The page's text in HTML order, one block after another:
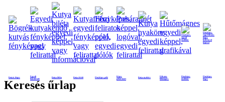
Kutyás bögre
Egyedi
kutyakendő
Kutya biléta Kutya frizbi Fényképes póló
Képes
poháralátét
Kutya nyakörv
Feliratos
hűtmágnes
Fényképes
nyaklánc
Fényképes
bögre
Keresés űrlap